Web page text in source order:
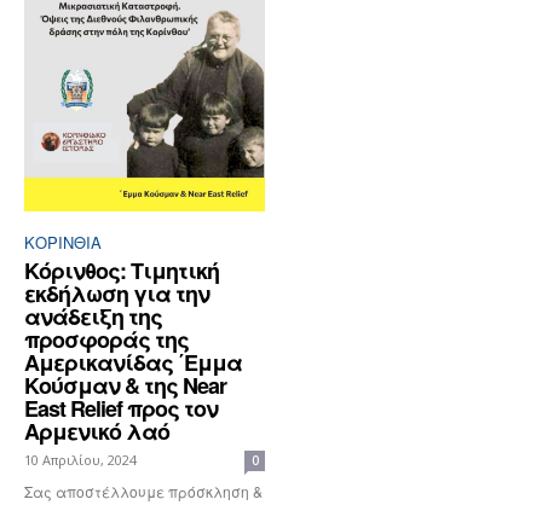
ΚΟΡΙΝΘΊΑ
Κόρινθος: Τιμητική
εκδήλωση για την
ανάδειξη της
προσφοράς της
Αμερικανίδας ΄Εμμα
Κούσμαν & της Near
East Relief προς τον
Αρμενικό λαό
10 Απριλίου, 2024 0
Σας αποστέλλουμε πρόσκληση &